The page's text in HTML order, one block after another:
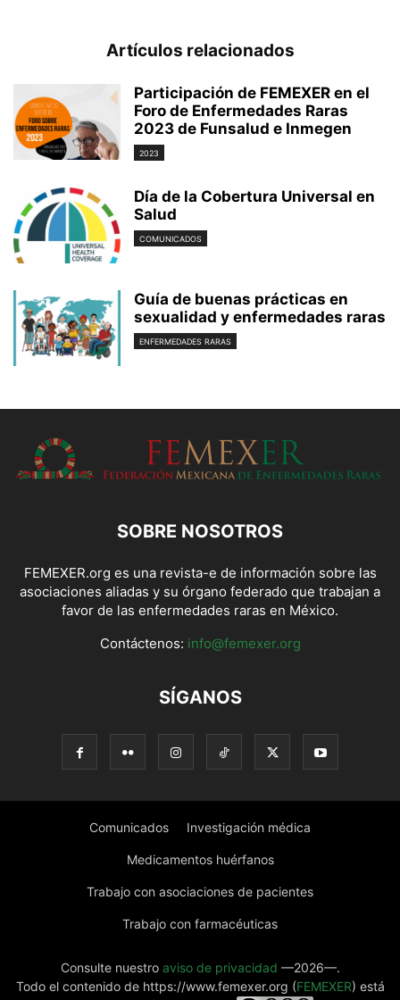
Artículos relacionados
Participación de FEMEXER en el
Foro de Enfermedades Raras
2023 de Funsalud e Inmegen
2023
Día de la Cobertura Universal en
Salud
COMUNICADOS
Guía de buenas prácticas en
sexualidad y enfermedades raras
ENFERMEDADES RARAS
SOBRE NOSOTROS
FEMEXER.org es una revista-e de información sobre las
asociaciones aliadas y su órgano federado que trabajan a
favor de las enfermedades raras en México.
Contáctenos: info@femexer.org
SÍGANOS
Comunicados Investigación médica
Medicamentos huérfanos
Trabajo con asociaciones de pacientes
Trabajo con farmacéuticas
Consulte nuestro aviso de privacidad —2026—.
Todo el contenido de https://www.femexer.org (FEMEXER) está